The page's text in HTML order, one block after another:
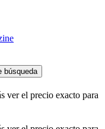
búsqueda
ver el precio exacto para